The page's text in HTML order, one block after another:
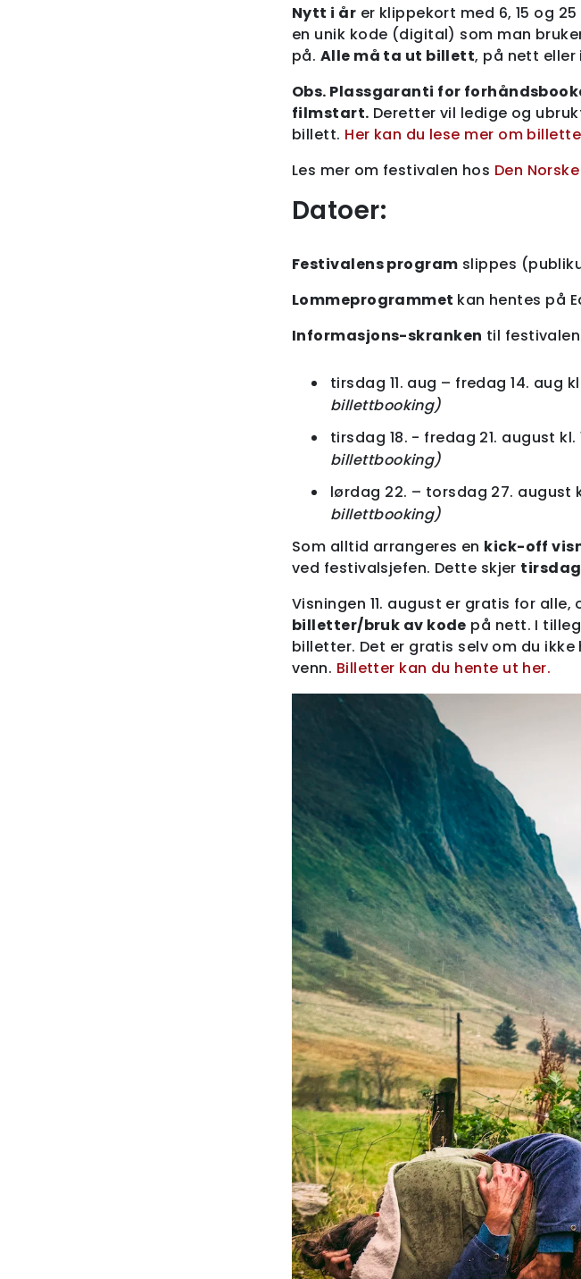
Nytt i år er klippekort med 6, 15 og
en unik kode (digital) som man
på. Alle må ta ut billett, på nett eller
Obs. Plassgaranti for
filmstart. Deretter vil ledige og
billett. Her kan du lese mer om
Les mer om festivalen hos Den
Datoer:
Festivalens program slippes
Lommeprogrammet kan hentes på
Informasjons-skranken til
tirsdag 11. aug – fredag 14. aug
billettbooking)
tirsdag 18. - fredag 21. august kl.
billettbooking)
lørdag 22. – torsdag 27. august
billettbooking)
Som alltid arrangeres en kick-off
ved festivalsjefen. Dette skjer tirsdag
Visningen 11. august er gratis for
billetter/bruk av kode på nett. I
billetter. Det er gratis selv om du
venn. Billetter kan du hente ut her.